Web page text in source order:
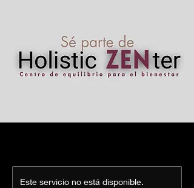
Este servicio no está disponible.